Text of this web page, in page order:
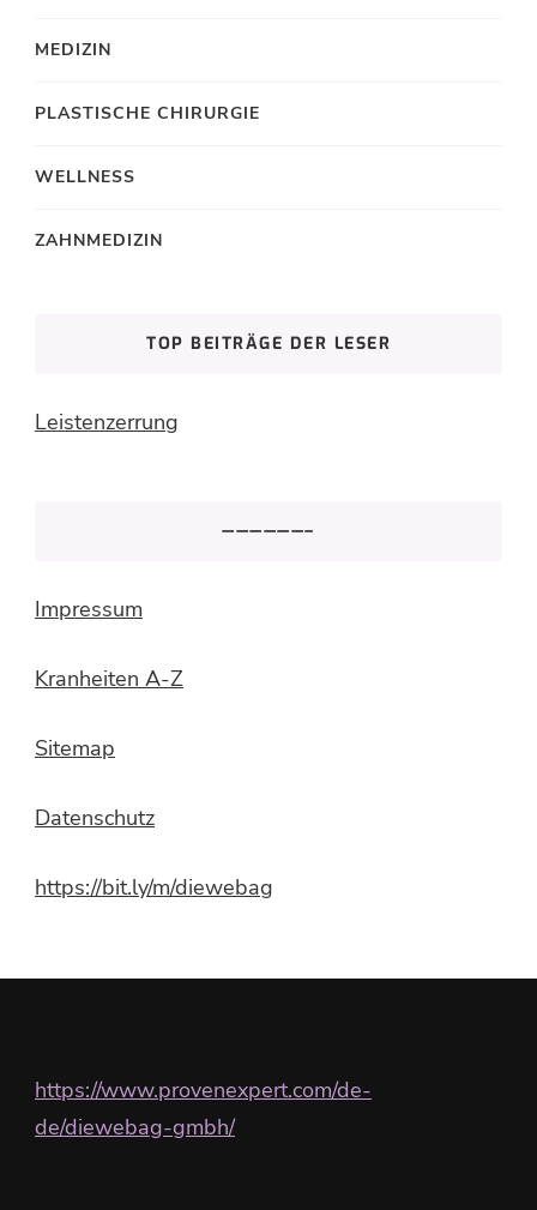
MEDIZIN
PLASTISCHE CHIRURGIE
WELLNESS
ZAHNMEDIZIN
TOP BEITRÄGE DER LESER
Leistenzerrung
——————–
Impressum
Kranheiten A-Z
Sitemap
Datenschutz
https://bit.ly/m/diewebag
https://www.provenexpert.com/de-
de/diewebag-gmbh/